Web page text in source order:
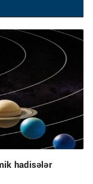
hadisələr